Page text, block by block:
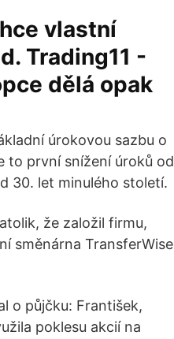
vlastní
Trading11 -
dělá opak
úrokovou sazbu o
první snížení úroků od
30. let minulého století.
že založil firmu,
směnárna TransferWise
o půjčku: František,
poklesu akcií na